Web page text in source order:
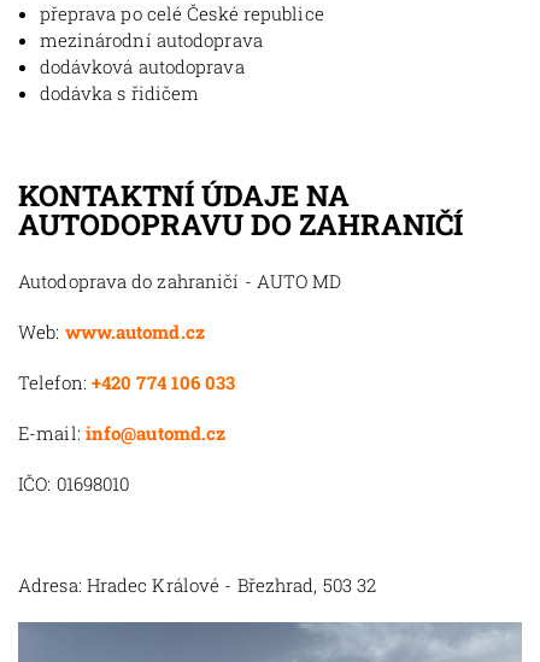
přeprava po celé České republice
mezinárodní autodoprava
dodávková autodoprava
dodávka s řidičem
KONTAKTNÍ ÚDAJE NA
AUTODOPRAVU DO ZAHRANIČÍ
Autodoprava do zahraničí - AUTO MD
Web: www.automd.cz
Telefon: +420 774 106 033
E-mail: info@automd.cz
IČO: 01698010
Adresa: Hradec Králové - Březhrad, 503 32